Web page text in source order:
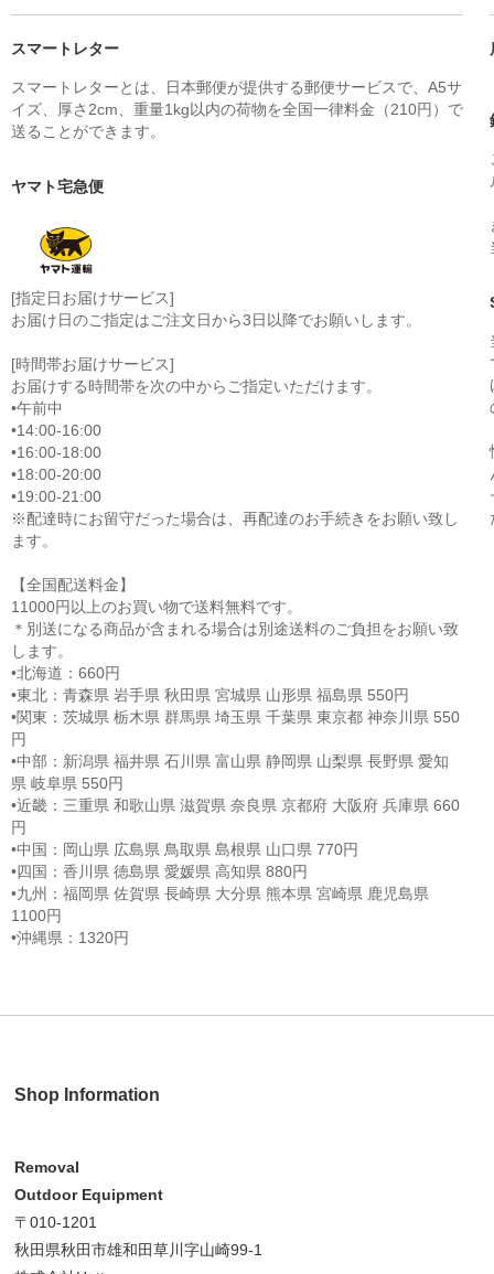
スマートレター
スマートレターとは、日本郵便が提供する郵便サービスで、A5サ
イズ、厚さ2cm、重量1kg以内の荷物を全国一律料金（210円）で
送ることができます。
ヤマト宅急便
[指定日お届けサービス]
お届け日のご指定はご注文日から3日以降でお願いします。
[時間帯お届けサービス]
お届けする時間帯を次の中からご指定いただけます。
•午前中
•14:00-16:00
•16:00-18:00
•18:00-20:00
•19:00-21:00
※配達時にお留守だった場合は、再配達のお手続きをお願い致し
ます。
【全国配送料金】
11000円以上のお買い物で送料無料です。
＊別送になる商品が含まれる場合は別途送料のご負担をお願い致
します。
•北海道：660円
•東北：青森県 岩手県 秋田県 宮城県 山形県 福島県 550円
•関東：茨城県 栃木県 群馬県 埼玉県 千葉県 東京都 神奈川県 550
円
•中部：新潟県 福井県 石川県 富山県 静岡県 山梨県 長野県 愛知
県 岐阜県 550円
•近畿：三重県 和歌山県 滋賀県 奈良県 京都府 大阪府 兵庫県 660
円
•中国：岡山県 広島県 鳥取県 島根県 山口県 770円
•四国：香川県 徳島県 愛媛県 高知県 880円
•九州：福岡県 佐賀県 長崎県 大分県 熊本県 宮崎県 鹿児島県
1100円
•沖縄県：1320円
Shop Information
Removal
Outdoor Equipment
〒010-1201
秋田県秋田市雄和田草川字山崎99-1